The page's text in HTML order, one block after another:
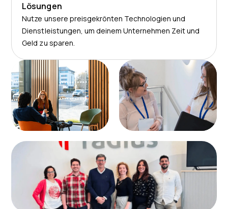
Lösungen
Nutze unsere preisgekrönten Technologien und
Dienstleistungen, um deinem Unternehmen Zeit und
Geld zu sparen.